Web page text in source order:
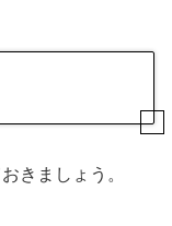
きましょう。